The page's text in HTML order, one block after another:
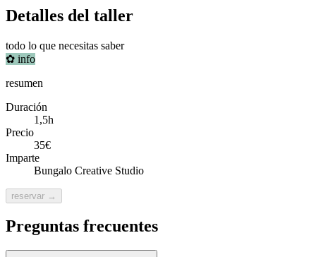
Detalles del taller
todo lo que necesitas saber
✿ info
resumen
Duración
1,5h
Precio
35€
Imparte
Bungalo Creative Studio
reservar →
Preguntas frecuentes